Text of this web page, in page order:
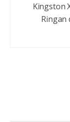
Kingston
Ringan